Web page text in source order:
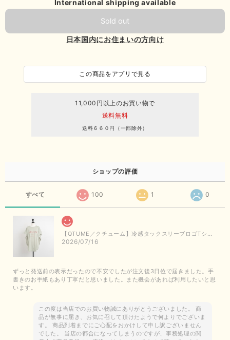
International shipping available
Sold out
日本国内にお住まいの方向け
この商品をアプリで見る
11,000円以上のお買い物で
送料無料
送料６６０円（一部除外）
ショップの評価
すべて 100 1 0
【QTUME／クチューム】冷感タックスリーブロゴTシャツ（ライトグレー）
2026/07/16
ずっと発送前の表示だったので不安でしたが注文後3日位で届きました。手
書きのお手紙もあり丁寧だと思いました。また機会があれば利用したいと思
います。
この度は当店でのお買い物誠にありがとうございました。 商
品が無事に届き、お気に召して頂けたようで何よりでございま
す。 商品到着までにご心配をおかけして申し訳ございません
でした。 当店の都合になってしまうのですが、事務処理の関